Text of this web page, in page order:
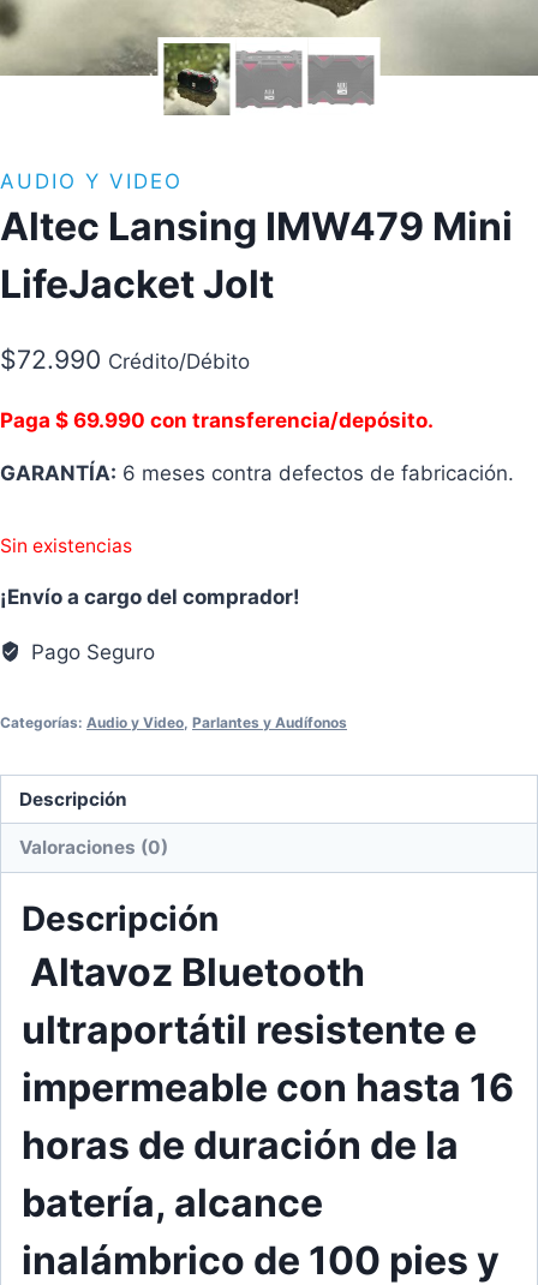
AUDIO Y VIDEO
Altec Lansing IMW479 Mini
LifeJacket Jolt
$72.990 Crédito/Débito
Paga $ 69.990 con transferencia/depósito.
GARANTÍA: 6 meses contra defectos de fabricación.
Sin existencias
¡Envío a cargo del comprador!
Pago Seguro
Categorías: Audio y Video, Parlantes y Audífonos
Descripción
Valoraciones (0)
Descripción
Altavoz Bluetooth
ultraportátil resistente e
impermeable con hasta 16
horas de duración de la
batería, alcance
inalámbrico de 100 pies y